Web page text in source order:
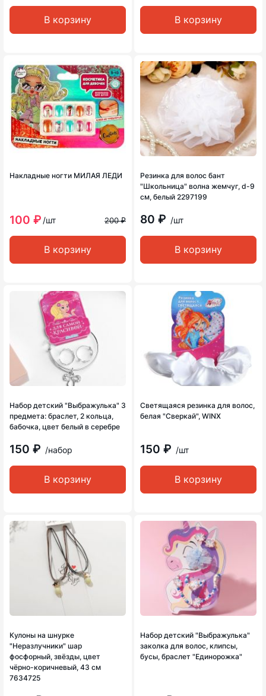
В корзину В корзину
Накладные ногти МИЛАЯ ЛЕДИ
100 ₽ /шт 200 ₽
В корзину
Резинка для волос бант
"Школьница" волна жемчуг, d-9
см, белый 2297199
80 ₽ /шт
В корзину
Набор детский "Выбражулька" 3
предмета: браслет, 2 кольца,
бабочка, цвет белый в серебре
150 ₽ /набор
В корзину
Светящаяся резинка для волос,
белая "Сверкай", WINX
150 ₽ /шт
В корзину
Кулоны на шнурке
"Неразлучники" шар
фосфорный, звёзды, цвет
чёрно-коричневый, 43 см
7634725
Набор детский "Выбражулька"
заколка для волос, клипсы,
бусы, браслет "Единорожка"